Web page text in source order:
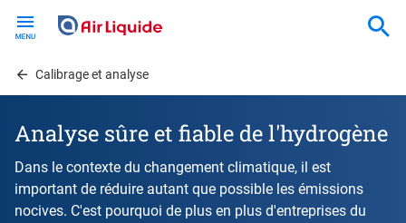
contentCalibrage et analyse
Analyse sûre et fiable de l'hydrogène
Dans le contexte du changement climatique, il est
important de réduire autant que possible les émissions
nocives. C'est pourquoi de plus en plus d'entreprises du